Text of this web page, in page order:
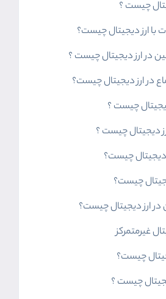
چیست ؟
با ارز دیجیتال چیست؟
در ارز دیجیتال چیست ؟
در ارز دیجیتال چیست؟
چیست ؟
دیجیتال چیست ؟
چیست؟
چیست؟
ارز دیجیتال چیست؟
غیرمتمرکز
چیست؟
چیست ؟